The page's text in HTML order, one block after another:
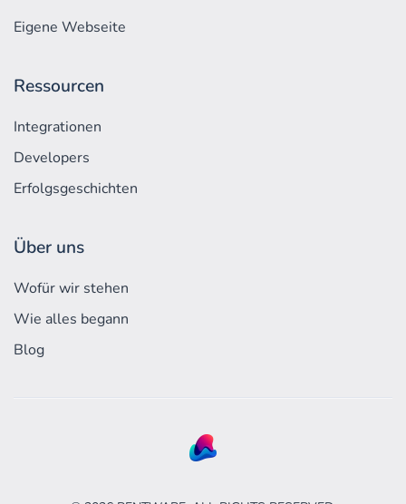
Eigene Webseite
Ressourcen
Integrationen
Developers
Erfolgs­geschichten
Über uns
Wofür wir stehen
Wie alles begann
Blog